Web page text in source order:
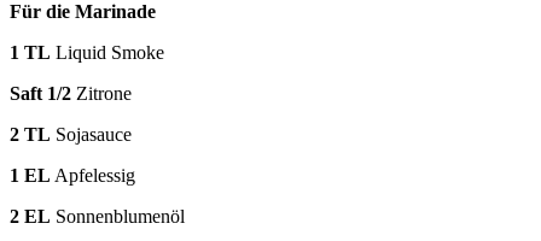
Für die Marinade
1 TL Liquid Smoke
Saft 1/2 Zitrone
2 TL Sojasauce
1 EL Apfelessig
2 EL Sonnenblumenöl